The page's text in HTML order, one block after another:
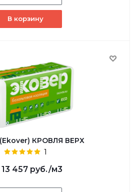
В корзину
КРОВЛЯ ВЕРХ
1
13 457 руб./м3